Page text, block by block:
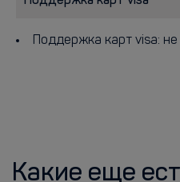
Поддержка карт visa:
Какие еще